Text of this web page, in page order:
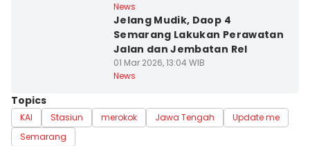
News
Jelang Mudik, Daop 4
Semarang Lakukan Perawatan
Jalan dan Jembatan Rel
01 Mar 2026, 13:04 WIB
News
Topics
KAI Stasiun merokok Jawa Tengah
Update me
Semarang